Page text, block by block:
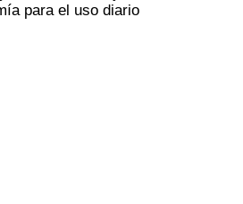
para el uso diario